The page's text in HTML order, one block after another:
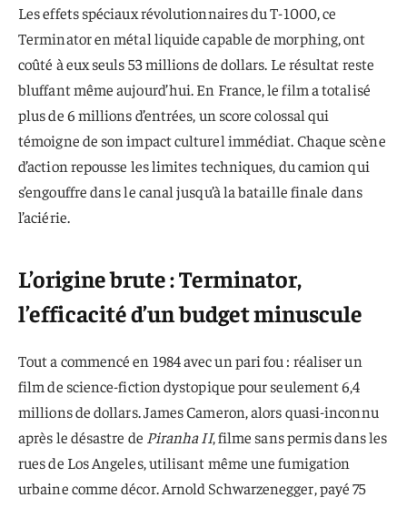
Les effets spéciaux révolutionnaires du T-1000, ce
Terminator en métal liquide capable de morphing, ont
coûté à eux seuls 53 millions de dollars. Le résultat reste
bluffant même aujourd’hui. En France, le film a totalisé
plus de 6 millions d’entrées, un score colossal qui
témoigne de son impact culturel immédiat. Chaque scène
d’action repousse les limites techniques, du camion qui
s’engouffre dans le canal jusqu’à la bataille finale dans
l’aciérie.
L’origine brute : Terminator,
l’efficacité d’un budget minuscule
Tout a commencé en 1984 avec un pari fou : réaliser un
film de science-fiction dystopique pour seulement 6,4
millions de dollars. James Cameron, alors quasi-inconnu
après le désastre de Piranha II, filme sans permis dans les
rues de Los Angeles, utilisant même une fumigation
urbaine comme décor. Arnold Schwarzenegger, payé 75